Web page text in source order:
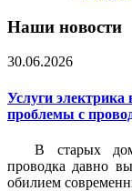
Наши новости
30.06.2026
Услуги электрика
проблемы с
В старых
проводка давно
обилием